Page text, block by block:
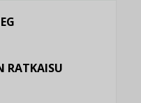
RATKAISU